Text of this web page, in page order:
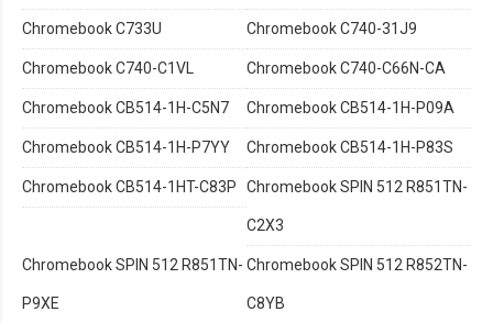
Chromebook C733U Chromebook C740-31J9
Chromebook C740-C1VL Chromebook C740-C66N-CA
Chromebook CB514-1H-C5N7 Chromebook CB514-1H-P09A
Chromebook CB514-1H-P7YY Chromebook CB514-1H-P83S
Chromebook CB514-1HT-C83P Chromebook SPIN 512 R851TN-
C2X3
Chromebook SPIN 512 R851TN-
P9XE
Chromebook SPIN 512 R852TN-
C8YB